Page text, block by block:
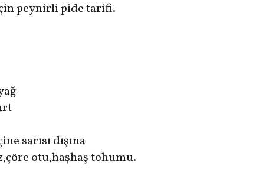
peynirli pide tarifi.
sarısı dışına
otu,haşhaş tohumu.